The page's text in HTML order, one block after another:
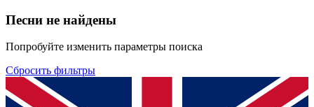
Песни не найдены
Попробуйте изменить параметры поиска
Сбросить фильтры